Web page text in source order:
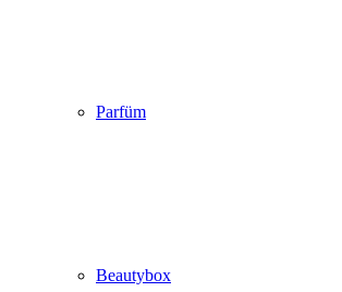
Parfüm
Beautybox